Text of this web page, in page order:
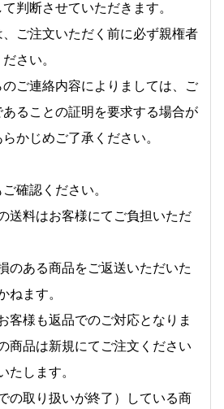
判断させていただきます。
ご注文いただく前に必ず親権者
さい。
ご連絡内容によりましては、ご
ることの証明を要求する場合が
かじめご了承ください。
確認ください。
送料はお客様にてご負担いただ
のある商品をご返送いただいた
ねます。
客様も返品でのご対応となりま
商品は新規にてご注文ください
たします。
の取り扱いが終了）している商